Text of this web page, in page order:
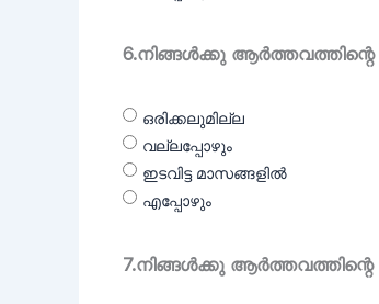
6.നിങ്ങൾക്കു
ഒരിക്കലുമില്ല
വല്ലപ്പോഴും
ഇടവിട്ട മാസങ്ങളിൽ
എപ്പോഴും
7.നിങ്ങൾക്കു ആർത്തവത്തിന്റെ